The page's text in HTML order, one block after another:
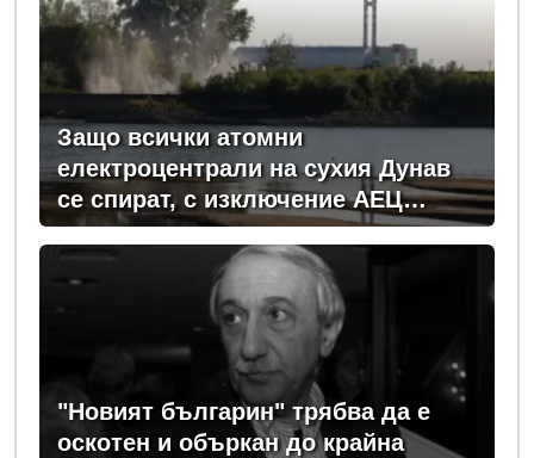
Защо всички атомни
електроцентрали на сухия Дунав
се спират, с изключение АЕЦ
"Козлодуй"?
"Новият българин" трябва да е
оскотен и объркан до крайна